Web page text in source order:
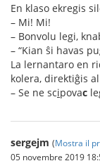
En klaso ekregis
– Mi! Mi!
– Bonvolu legi,
– “Kian ŝi havas
La lernantaro en
kolera, direktiĝis
– Se ne scipovac
sergejm (Mostra il
05 novembre 2019